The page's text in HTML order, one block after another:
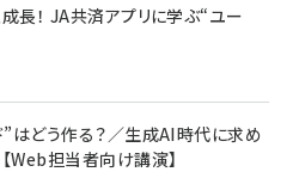
長！ JA共済アプリに学ぶ“ユー
はどう作る？／生成AI時代に求め
Web担当者向け講演】